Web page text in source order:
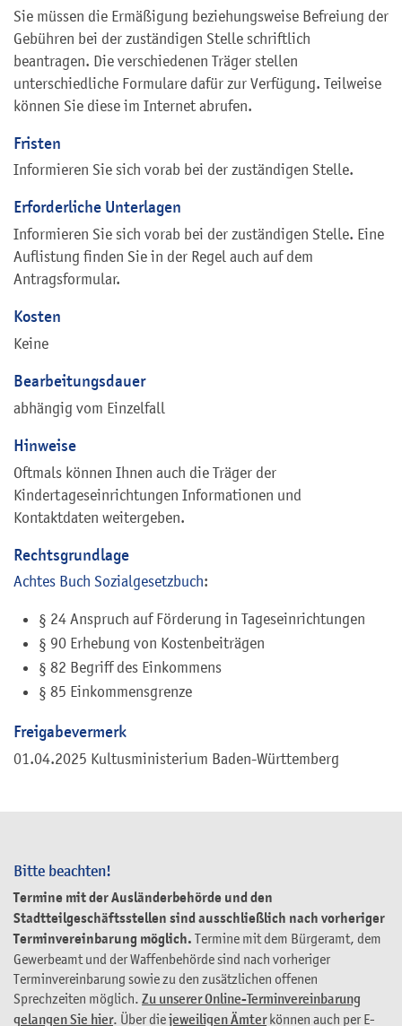
Bitte beachten!
Termine mit der Ausländerbehörde und den
Stadtteilgeschäftsstellen sind ausschließlich nach vorheriger
Terminvereinbarung möglich. Termine mit dem Bürgeramt, dem
Gewerbeamt und der Waffenbehörde sind nach vorheriger
Terminvereinbarung sowie zu den zusätzlichen offenen
Sprechzeiten möglich. Zu unserer Online-Terminvereinbarung
gelangen Sie hier. Über diejeweiligen Ämterkönnen auch per E-
Sie müssen die Ermäßigung beziehungsweise Befreiung der
Gebühren bei der zuständigen Stelle schriftlich
beantragen. Die verschiedenen Träger stellen
unterschiedliche Formulare dafür zur Verfügung. Teilweise
können Sie diese im Internet abrufen.
Fristen
Informieren Sie sich vorab bei der zuständigen Stelle.
Erforderliche Unterlagen
Informieren Sie sich vorab bei der zuständigen Stelle. Eine
Auflistung finden Sie in der Regel auch auf dem
Antragsformular.
Kosten
Keine
Bearbeitungsdauer
abhängig vom Einzelfall
Hinweise
Oftmals können Ihnen auch die Träger der
Kindertageseinrichtungen Informationen und
Kontaktdaten weitergeben.
Rechtsgrundlage
Achtes Buch Sozialgesetzbuch:
§ 24 Anspruch auf Förderung in Tageseinrichtungen
§ 90 Erhebung von Kostenbeiträgen
§ 82 Begriff des Einkommens
§ 85 Einkommensgrenze
Freigabevermerk
01.04.2025 Kultusministerium Baden-Württemberg